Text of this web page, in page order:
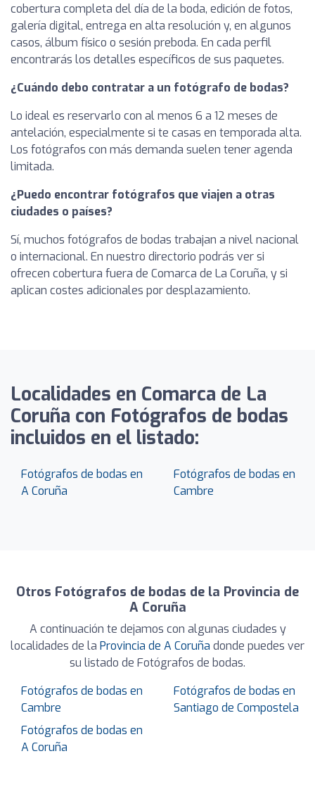
cobertura completa del día de la boda, edición de fotos,
galería digital, entrega en alta resolución y, en algunos
casos, álbum físico o sesión preboda. En cada perfil
encontrarás los detalles específicos de sus paquetes.
¿Cuándo debo contratar a un fotógrafo de bodas?
Lo ideal es reservarlo con al menos 6 a 12 meses de
antelación, especialmente si te casas en temporada alta.
Los fotógrafos con más demanda suelen tener agenda
limitada.
¿Puedo encontrar fotógrafos que viajen a otras
ciudades o países?
Sí, muchos fotógrafos de bodas trabajan a nivel nacional
o internacional. En nuestro directorio podrás ver si
ofrecen cobertura fuera de Comarca de La Coruña, y si
aplican costes adicionales por desplazamiento.
Localidades en Comarca de La
Coruña con Fotógrafos de bodas
incluidos en el listado:
Fotógrafos de bodas en
A Coruña
Fotógrafos de bodas en
Cambre
Otros Fotógrafos de bodas de la Provincia de
A Coruña
A continuación te dejamos con algunas ciudades y
localidades de la Provincia de A Coruña donde puedes ver
su listado de Fotógrafos de bodas.
Fotógrafos de bodas en
Cambre
Fotógrafos de bodas en
Santiago de Compostela
Fotógrafos de bodas en
A Coruña